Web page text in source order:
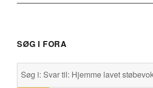
SØG I FORA